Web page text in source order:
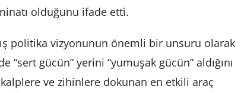
olduğunu ifade etti.
politika vizyonunun önemli bir unsuru olarak
gücün” yerini “yumuşak gücün” aldığını
ve zihinlere dokunan en etkili araç